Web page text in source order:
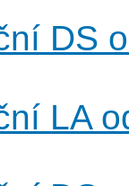
DS
LA